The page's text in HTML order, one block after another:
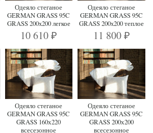
Одеяло стеганое
GERMAN GRASS 95C
GRASS 200x200 легкое
10 610 ₽
Одеяло стеганое
GERMAN GRASS 95C
GRASS 200x200 теплое
11 800 ₽
Одеяло стеганое
GERMAN GRASS 95C
GRASS 160х220
всесезонное
Одеяло стеганое
GERMAN GRASS 95C
GRASS 200х200
всесезонное